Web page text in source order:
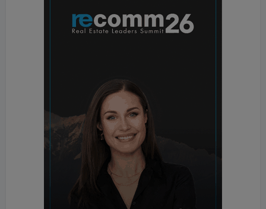
Angestrebt wird die BNB-Silber-Zertifizierung –
eine Auszeichnungsstufe im Bewertungssystem
BNB wurde speziell für öffentliche Bauvorhaben in
Deutschland entwickelt. Die
Nachhaltigkeitsbewertung und BNB-Zertifizierung
laufen über ein digitales Raumbuch. Das Projekt
berücksichtigt auch den Schutz von Natur und
Artenvielfalt: Das Gebäude wird um eine alte
Kastanie herumgebaut, die erhalten bleibt. Zudem
wird eine Mehlschwalbenkolonie, die am Standort